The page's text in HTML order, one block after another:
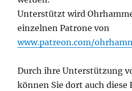
Unterstützt wird
einzelnen Patrone von
www.patreon.com/
Durch ihre Unterstützung
können Sie dort auch diese